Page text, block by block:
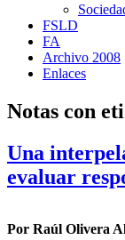
FSLD
FA
Archivo 2008
Enlaces
Notas con
Una
evaluar
Por Raúl Olivera